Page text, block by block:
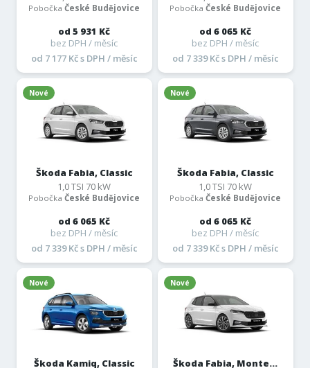
PobočkaČeské Budějovice
od 5 931 Kč
bez DPH / měsíc
od 7 177 Kč s DPH / měsíc
PobočkaČeské Budějovice
od 6 065 Kč
bez DPH / měsíc
od 7 339 Kč s DPH / měsíc
Nové
Škoda Fabia, Classic
1,0 TSI 70 kW
PobočkaČeské Budějovice
od 6 065 Kč
bez DPH / měsíc
od 7 339 Kč s DPH / měsíc
Nové
Škoda Fabia, Classic
1,0 TSI 70 kW
PobočkaČeské Budějovice
od 6 065 Kč
bez DPH / měsíc
od 7 339 Kč s DPH / měsíc
Nové
Škoda Kamiq, Classic
Nové
Škoda Fabia, Monte...